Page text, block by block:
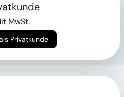
MwSt.
Weiter als Privatkunde